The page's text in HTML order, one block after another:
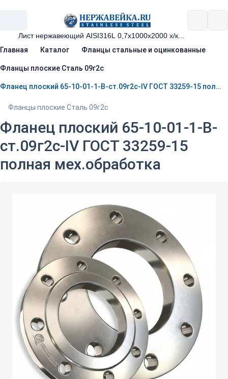
Главная Каталог Фланцы стальные и оцинкованные
Фланцы плоские Сталь 09г2с
Фланец плоский 65-10-01-1-B-ст.09г2с-IV ГОСТ 33259-15 полная мех.обработка
Фланцы плоские Сталь 09г2с
Фланец плоский 65-10-01-1-B-
ст.09г2с-IV ГОСТ 33259-15
полная мех.обработка